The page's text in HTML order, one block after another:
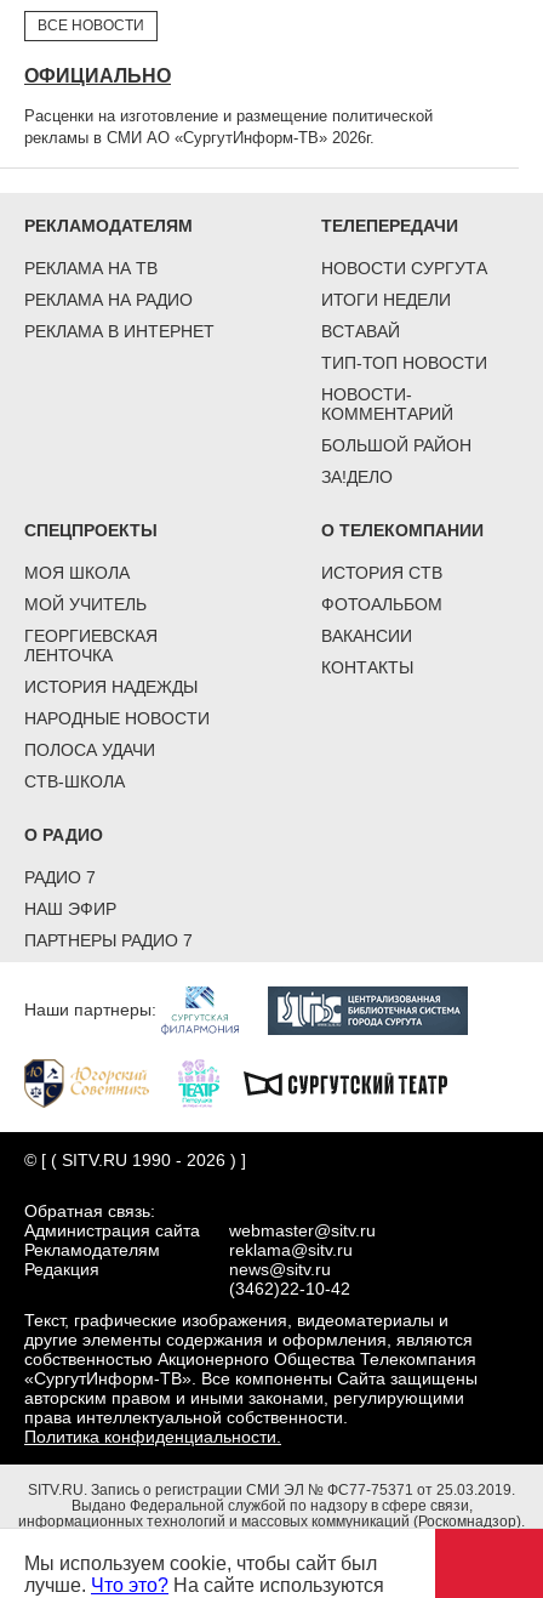
ВСЕ НОВОСТИ
ОФИЦИАЛЬНО
Расценки на изготовление и размещение политической
рекламы в СМИ АО «СургутИнформ-ТВ» 2026г.
РЕКЛАМОДАТЕЛЯМ
РЕКЛАМА НА ТВ
РЕКЛАМА НА РАДИО
РЕКЛАМА В ИНТЕРНЕТ
ТЕЛЕПЕРЕДАЧИ
НОВОСТИ СУРГУТА
ИТОГИ НЕДЕЛИ
ВСТАВАЙ
ТИП-ТОП НОВОСТИ
НОВОСТИ-
КОММЕНТАРИЙ
БОЛЬШОЙ РАЙОН
ЗА!ДЕЛО
СПЕЦПРОЕКТЫ
МОЯ ШКОЛА
МОЙ УЧИТЕЛЬ
ГЕОРГИЕВСКАЯ
ЛЕНТОЧКА
ИСТОРИЯ НАДЕЖДЫ
НАРОДНЫЕ НОВОСТИ
ПОЛОСА УДАЧИ
СТВ-ШКОЛА
О ТЕЛЕКОМПАНИИ
ИСТОРИЯ СТВ
ФОТОАЛЬБОМ
ВАКАНСИИ
КОНТАКТЫ
О РАДИО
РАДИО 7
НАШ ЭФИР
ПАРТНЕРЫ РАДИО 7
Наши партнеры:
© [ ( SITV.RU 1990 - 2026 ) ]
Обратная связь:
Администрация сайта
Рекламодателям
Редакция
webmaster@sitv.ru
reklama@sitv.ru
news@sitv.ru
(3462)22-10-42
Текст, графические изображения, видеоматериалы и
другие элементы содержания и оформления, являются
собственностью Акционерного Общества Телекомпания
«СургутИнформ-ТВ». Все компоненты Сайта защищены
авторским правом и иными законами, регулирующими
права интеллектуальной собственности.
Политика конфиденциальности.
SITV.RU. Запись о регистрации СМИ ЭЛ № ФС77-75371 от 25.03.2019.
Выдано Федеральной службой по надзору в сфере связи,
информационных технологий и массовых коммуникаций (Роскомнадзор).
Адрес редакции: 628403, Тюменская обл., ХМАО - Югра, г. Сургут, ул.
Маяковского, д. 16. Главный редактор: Чубенко В.Л.
Мы используем cookie, чтобы сайт был
лучше. Что это? На сайте используются